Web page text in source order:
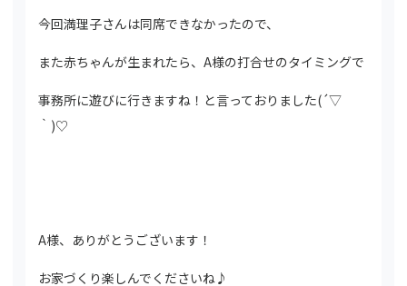
今回満理子さんは同席できなかったので、
また赤ちゃんが生まれたら、A様の打合せのタイミングで
事務所に遊びに行きますね！と言っておりました(´▽
｀)♡
A様、ありがとうございます！
お家づくり楽しんでくださいね♪